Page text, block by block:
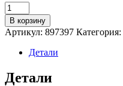
Количество
товара
Радиоприемник
Signal
Vikend
Traveler
(21691)
В корзину
Артикул: 897397 Категория:
Детали
Детали